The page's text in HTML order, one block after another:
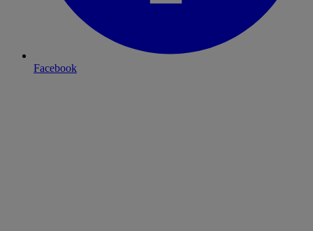
Facebook